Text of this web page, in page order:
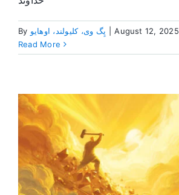
By پِگ وی، کلیولند، اوهایو August 12, 2025
Read More